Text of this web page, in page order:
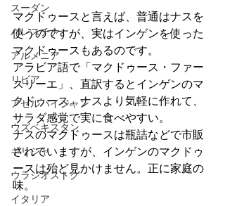
スーダン
パレスチナ
アルメニア
リビア
アゼルバイジャン
ウズベキスタン
ギリシャ
ウラジオストク
イタリア
マクドゥースと言えば、普通はナスを
使うのですが、実はインゲンを使った
マクドゥースもあるのです。
アラビア語で「マクドゥース・ファー
スリーエ」、直訳するとインゲンのマ
クドゥース。ナスより気軽に作れて、
サラダ感覚で実に食べやすい。
ナスのマクドゥースは瓶詰などで市販
されていますが、インゲンのマクドゥ
ースは殆ど見かけません。正に家庭の
味。